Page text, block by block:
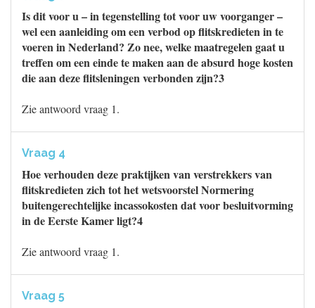
Is dit voor u – in tegenstelling tot voor uw voorganger –
wel een aanleiding om een verbod op flitskredieten in te
voeren in Nederland? Zo nee, welke maatregelen gaat u
treffen om een einde te maken aan de absurd hoge kosten
die aan deze flitsleningen verbonden zijn?3
Zie antwoord vraag 1.
Vraag 4
Hoe verhouden deze praktijken van verstrekkers van
flitskredieten zich tot het wetsvoorstel Normering
buitengerechtelijke incassokosten dat voor besluitvorming
in de Eerste Kamer ligt?4
Zie antwoord vraag 1.
Vraag 5